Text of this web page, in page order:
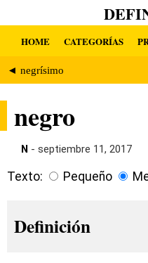
HOME CATEGORÍAS
◄ negrísimo
negro
N - septiembre 11, 2017
Texto: Pequeño
Definición